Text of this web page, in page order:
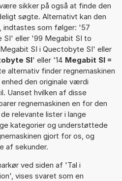
sikker på også at finde den
søgte. Alternativt kan den
indtastes som følger: '57
SI' eller '99 Megabit SI to
SI i Quectobyte SI' eller
SI' eller '14 Megabit SI =
alternativ finder regnemaskinen
den originale værdi
Uanset hvilken af disse
regnemaskinen en for den
relevante lister i lange
kategorier og understøttede
gjort for os, og
af sekunder.
ved siden af 'Tal i
vises svaret som en